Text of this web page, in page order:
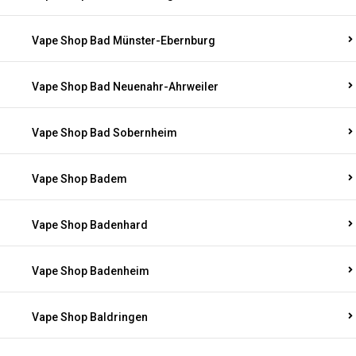
Vape Shop Bad Münster-Ebernburg
Vape Shop Bad Neuenahr-Ahrweiler
Vape Shop Bad Sobernheim
Vape Shop Badem
Vape Shop Badenhard
Vape Shop Badenheim
Vape Shop Baldringen